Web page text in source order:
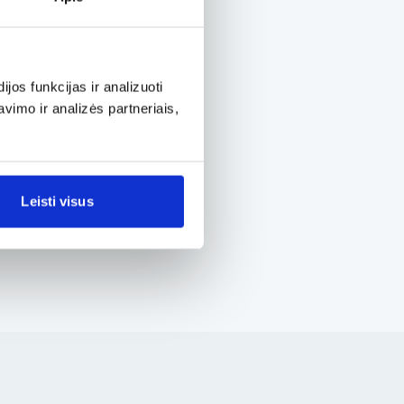
funkcijas ir analizuoti
ir analizės partneriais,
Leisti visus